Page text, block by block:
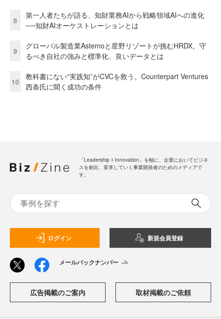
8
第一人者たちが語る、知財業務AIから戦略領域AIへの進化
──知財AIオーケストレーションとは
9
グローバル製造業Astemoと星野リゾートが挑むHRDX。守
るべき自社の強みと標準化、良いデータとは
10
教科書にない“実践知”がCVCを救う。Counterpart Ventures
西条氏に聞く成功の条件
「Leadership ☓ Innovation」を軸に、企業においてビジネ
スを創出、変革していく事業開発者のためのメディアで
す。
ログイン 新規会員登録
メールバックナンバー
広告掲載のご案内 取材掲載のご依頼